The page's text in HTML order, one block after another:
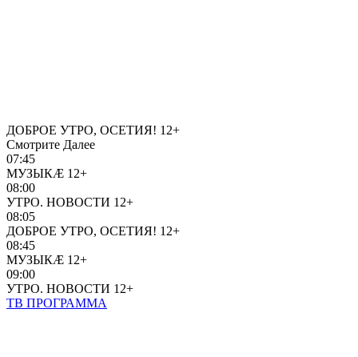
ДОБРОЕ УТРО, ОСЕТИЯ! 12+
Смотрите Далее
07:45
МУЗЫКÆ 12+
08:00
УТРО. НОВОСТИ 12+
08:05
ДОБРОЕ УТРО, ОСЕТИЯ! 12+
08:45
МУЗЫКÆ 12+
09:00
УТРО. НОВОСТИ 12+
ТВ ПРОГРАММА